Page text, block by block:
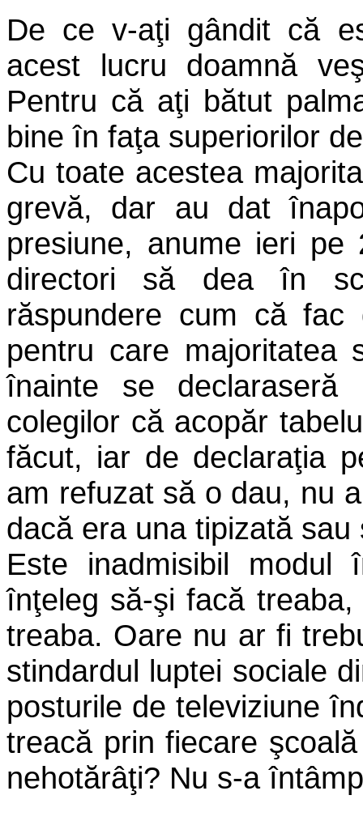
De ce v-aţi gândit că
acest lucru doamnă
Pentru că aţi bătut
bine în faţa superiorilor
Cu toate acestea
grevă, dar au dat
presiune, anume ieri
directori să dea în
răspundere cum că
pentru care
înainte se declaraseră
colegilor că acopăr
făcut, iar de declaraţia
am refuzat să o dau, nu
dacă era una tipizată
Este inadmisibil
înţeleg să-şi facă
treaba. Oare nu ar fi
stindardul luptei sociale
posturile de televiziune
treacă prin fiecare
nehotărâţi? Nu s-a